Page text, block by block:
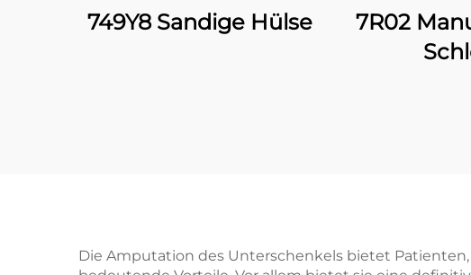
749Y8 Sandige Hülse
7R02
Die Amputation des Unterschenkels bietet